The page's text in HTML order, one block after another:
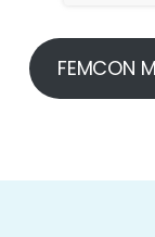
FEMCON